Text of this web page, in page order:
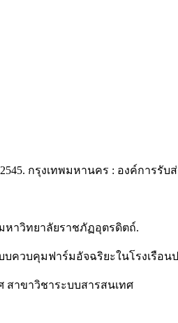
กรุงเทพมหานคร : องค์การรับ
หาวิทยาลัยราชภัฏอุตรดิตถ์.
ควบคุมฟาร์มอัจฉริยะในโรงเรือน
สาขาวิชาระบบสารสนเทศ